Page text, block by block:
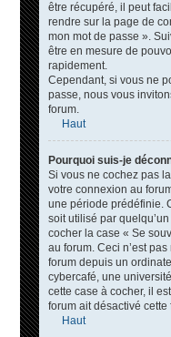
être récupéré, il peut
rendre sur la page de
mon mot de passe ».
être en mesure de
rapidement.
Cependant, si vous ne
passe, nous vous
forum.
Haut
Pourquoi suis-je
Si vous ne cochez pas
votre connexion au
une période prédéfinie.
soit utilisé par
cocher la case « Se
au forum. Ceci n’est
forum depuis un
cybercafé, une
cette case à cocher, il
forum ait désactivé
Haut